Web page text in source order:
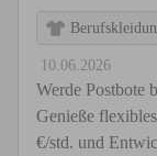
10.06.2026
Werde Postbote
Genieße
€/std. und